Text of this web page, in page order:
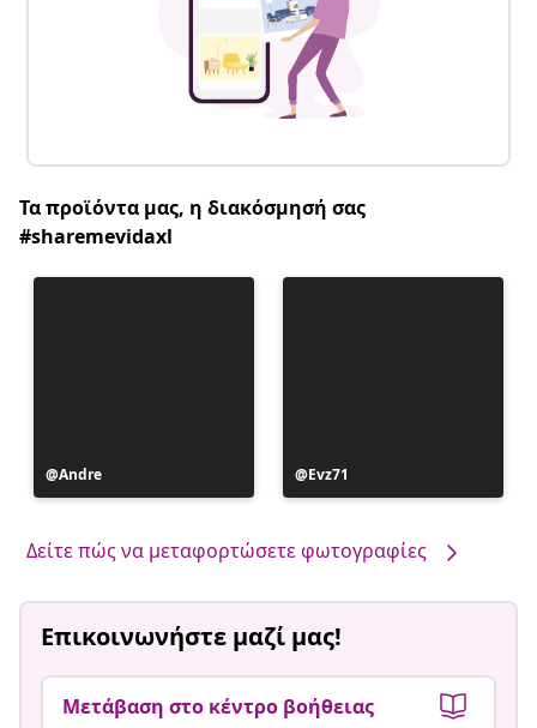
Τα προϊόντα μας, η διακόσμησή σας
#sharemevidaxl
Η
ανάρτηση
Andre
Η
ανάρτηση
Evz71
Δείτε πώς να μεταφορτώσετε φωτογραφίες
Επικοινωνήστε μαζί μας!
Μετάβαση στο κέντρο βοήθειας